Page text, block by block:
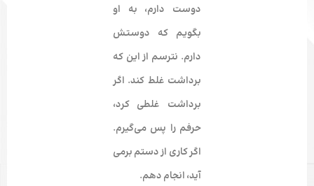
دوست دارم، به او
بگویم که دوستش
دارم. نترسم از این که
برداشت غلط کند. اگر
برداشت غلطی کرد،
حرفم را پس می­‌گیرم.
اگر کاری از دستم برمی­‌
آید، انجام دهم.